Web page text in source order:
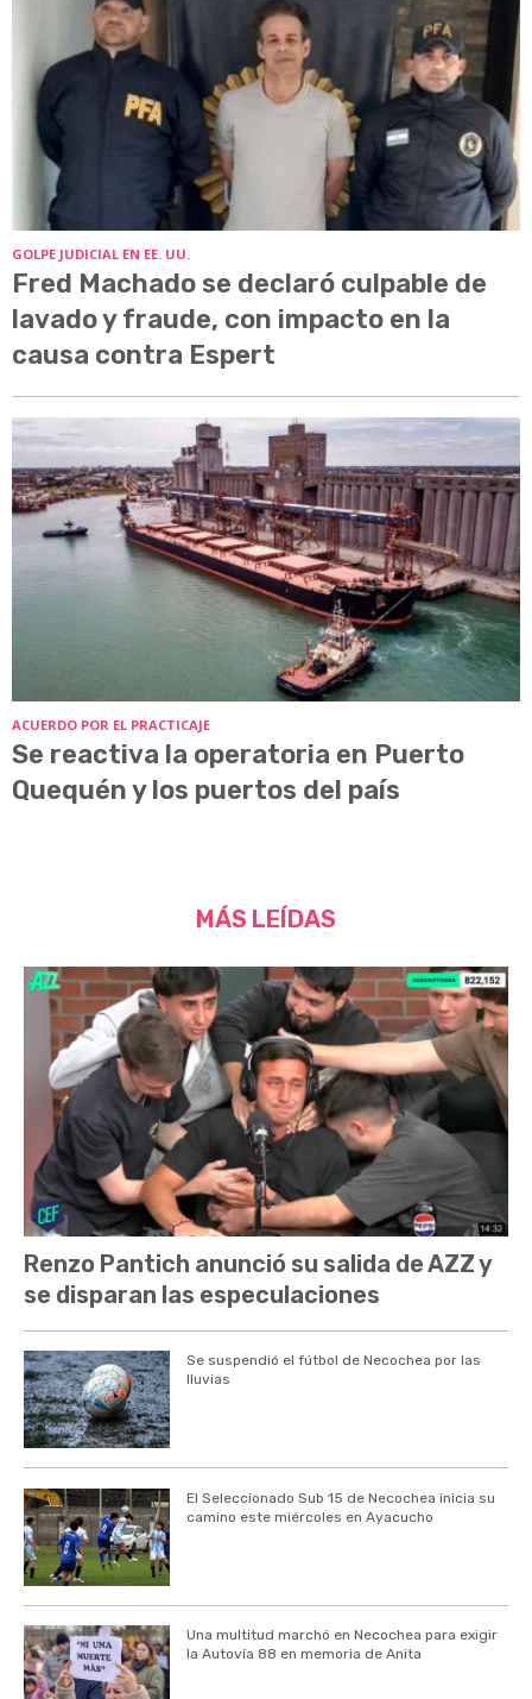
GOLPE JUDICIAL EN EE. UU.
Fred Machado se declaró culpable de
lavado y fraude, con impacto en la
causa contra Espert
ACUERDO POR EL PRACTICAJE
Se reactiva la operatoria en Puerto
Quequén y los puertos del país
MÁS LEÍDAS
Renzo Pantich anunció su salida de AZZ y
se disparan las especulaciones
Se suspendió el fútbol de Necochea por las
lluvias
El Seleccionado Sub 15 de Necochea inicia su
camino este miércoles en Ayacucho
Una multitud marchó en Necochea para exigir
la Autovía 88 en memoria de Anita